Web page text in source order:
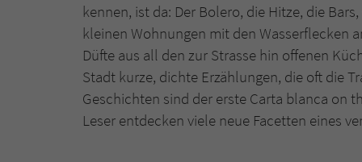
kennen, ist da: Der Bolero, die Hitze, die
kleinen Wohnungen mit den Wasserflecken
Düfte aus all den zur Strasse hin offenen
Stadt kurze, dichte Erzählungen, die oft die
Geschichten sind der erste Carta blanca on
Leser entdecken viele neue Facetten eines